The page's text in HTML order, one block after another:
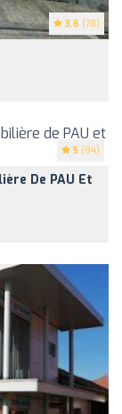
3.6 (78)
5 (94)
De PAU Et